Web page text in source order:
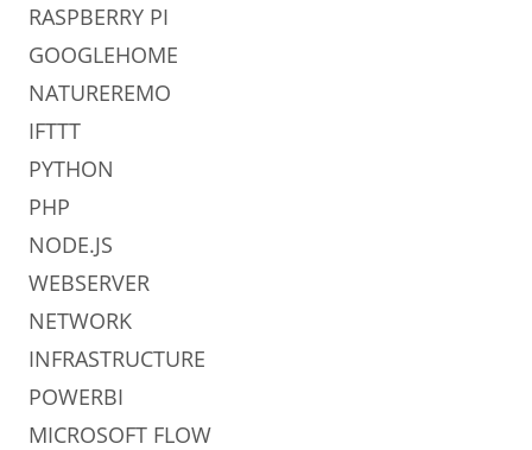
RASPBERRY PI
GOOGLEHOME
NATUREREMO
IFTTT
PYTHON
PHP
NODE.JS
WEBSERVER
NETWORK
INFRASTRUCTURE
POWERBI
MICROSOFT FLOW